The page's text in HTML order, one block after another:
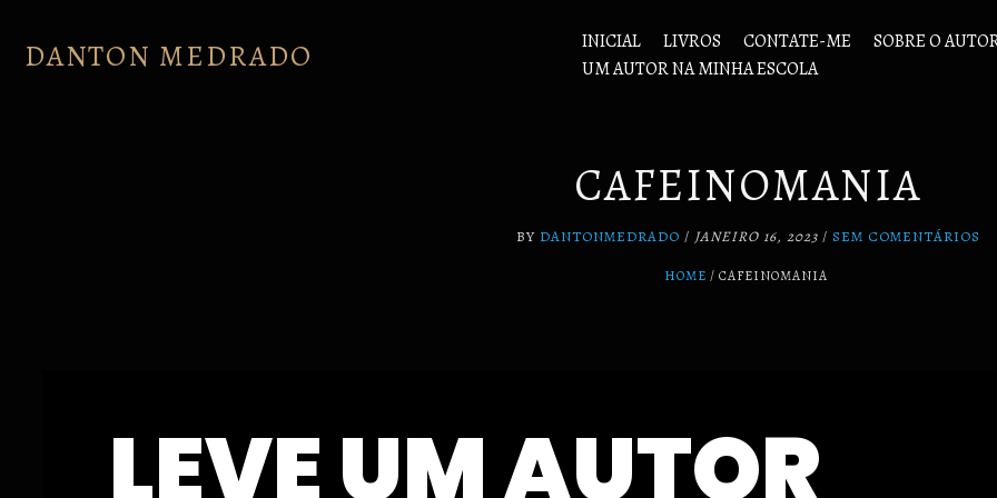
DANTON MEDRADO INICIAL LIVROS CONTATE-ME SOBRE O
UM AUTOR NA MINHA ESCOLA
CAFEINOMANIA
BY DANTONMEDRADO / JANEIRO 16, 2023/ SEM COMENTÁRIOS
HOME CAFEINOMANIA
LEVE UM AUTOR